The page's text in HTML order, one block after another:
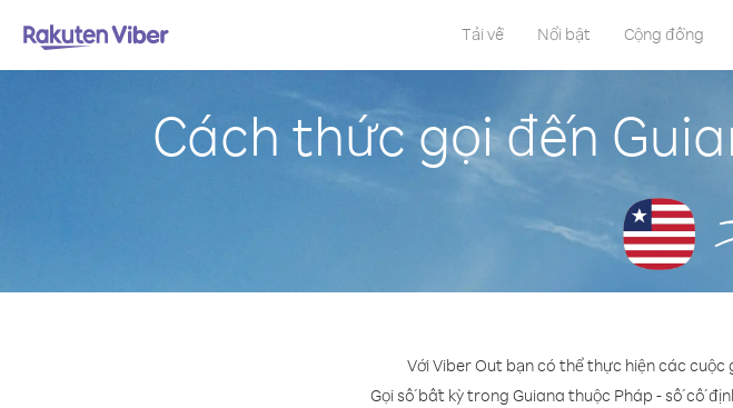
Tải về Nổi bật Cộng đồng
Cách thức gọi đến
Với Viber Out bạn có thể thực hiện các
Gọi số bất kỳ trong Guiana thuộc Pháp - số cố